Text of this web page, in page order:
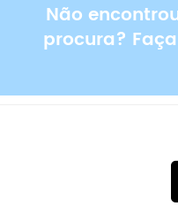
Não
procura?